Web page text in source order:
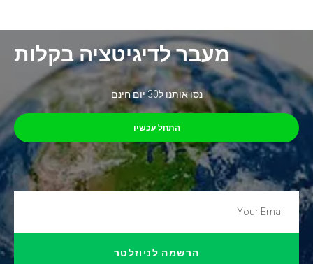
מעבר לדיגיטציה בקלות
נסו אותנו ל30 יום חינם
התחל עכשיו
הרשמה לניוזלטר